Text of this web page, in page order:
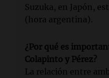
Suzuka, en Japón,
(hora argentina).
¿Por qué es
Colapinto y Pérez?
La relación entre